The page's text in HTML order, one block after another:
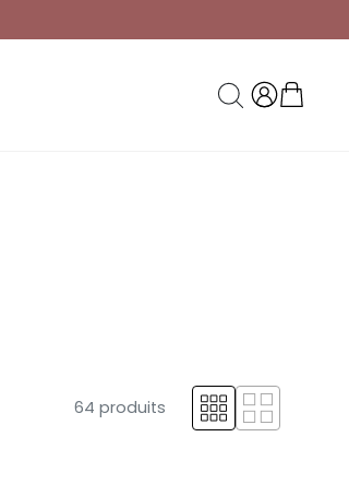
64 produits